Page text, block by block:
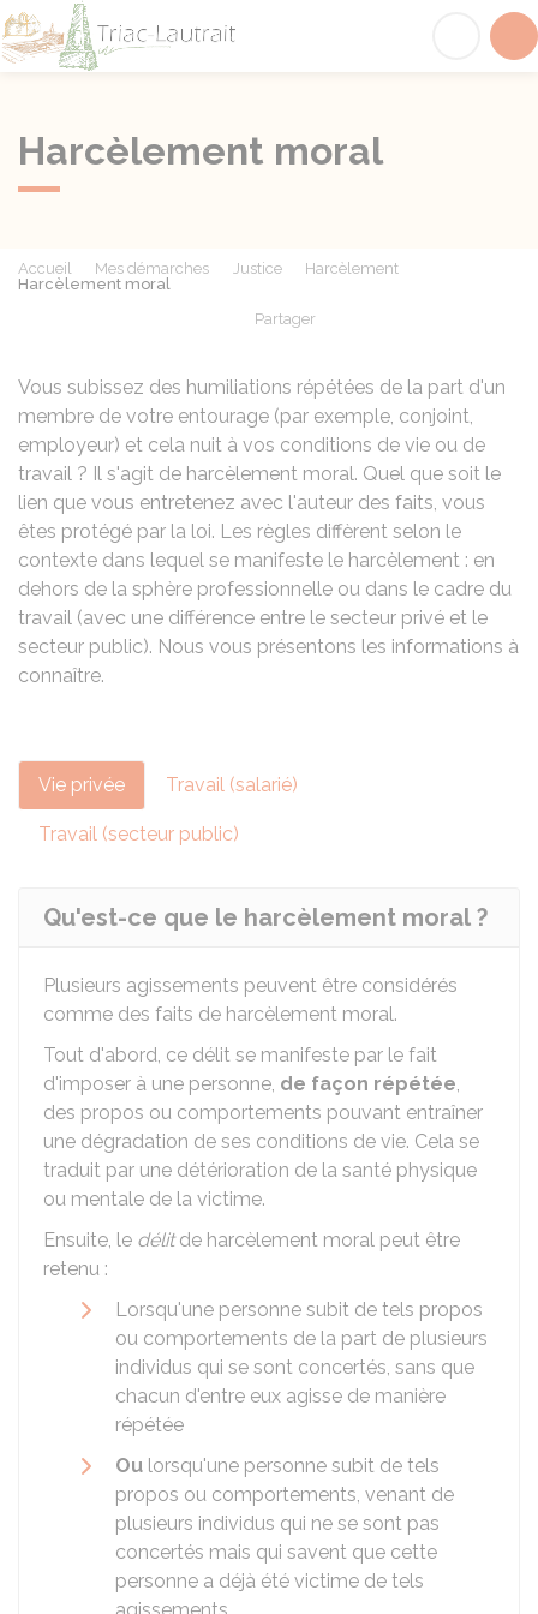
Harcèlement moral
Accueil Mes démarches Justice
Harcèlement
Harcèlement moral
Partager
Vous subissez des humiliations répétées de la part d'un
membre de votre entourage (par exemple, conjoint,
employeur) et cela nuit à vos conditions de vie ou de
travail ? Il s'agit de harcèlement moral. Quel que soit le
lien que vous entretenez avec l'auteur des faits, vous
êtes protégé par la loi. Les règles diffèrent selon le
contexte dans lequel se manifeste le harcèlement : en
dehors de la sphère professionnelle ou dans le cadre du
travail (avec une différence entre le secteur privé et le
secteur public). Nous vous présentons les informations à
connaître.
Vie privée Travail (salarié)
Travail (secteur public)
Qu'est-ce que le harcèlement moral ?
Plusieurs agissements peuvent être considérés
comme des faits de harcèlement moral.
Tout d'abord, ce délit se manifeste par le fait
d'imposer à une personne, de façon répétée,
des propos ou comportements pouvant entraîner
une dégradation de ses conditions de vie. Cela se
traduit par une détérioration de la santé physique
ou mentale de la victime.
Ensuite, le délitde harcèlement moral peut être
retenu :
Lorsqu'une personne subit de tels propos
ou comportements de la part de plusieurs
individus qui se sont concertés, sans que
chacun d'entre eux agisse de manière
répétée
Ou lorsqu'une personne subit de tels
propos ou comportements, venant de
plusieurs individus qui ne se sont pas
concertés mais qui savent que cette
personne a déjà été victime de tels